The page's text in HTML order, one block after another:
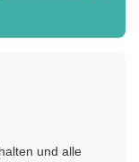
und alle